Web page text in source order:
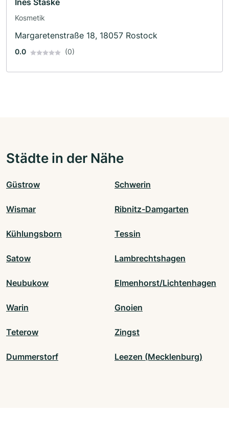
Ines Staske
Kosmetik
Margaretenstraße 18, 18057 Rostock
0.0 (0)
Städte in der Nähe
Güstrow Schwerin
Wismar Ribnitz-Damgarten
Kühlungsborn Tessin
Satow Lambrechtshagen
Neubukow Elmenhorst/Lichtenhagen
Warin Gnoien
Teterow Zingst
Dummerstorf Leezen (Mecklenburg)